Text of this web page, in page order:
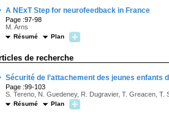
A NExT Step for neurofeedback in France
Page :97-98
M. Arns
Résumé Plan
de recherche
Sécurité de l’attachement des jeunes enfants
Page :99-103
S. Tereno, N. Guedeney, R. Dugravier, T. Greacen,
Résumé Plan